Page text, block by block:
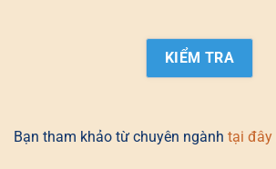
Bạn tham khảo từ chuyên ngành tại đây